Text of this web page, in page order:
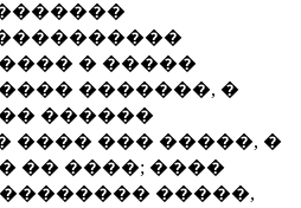
� �����
�������, �
������
���� ��� �����, �
�� ����; ����
�����,